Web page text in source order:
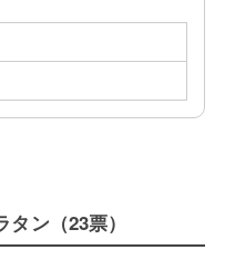
ン（23票）